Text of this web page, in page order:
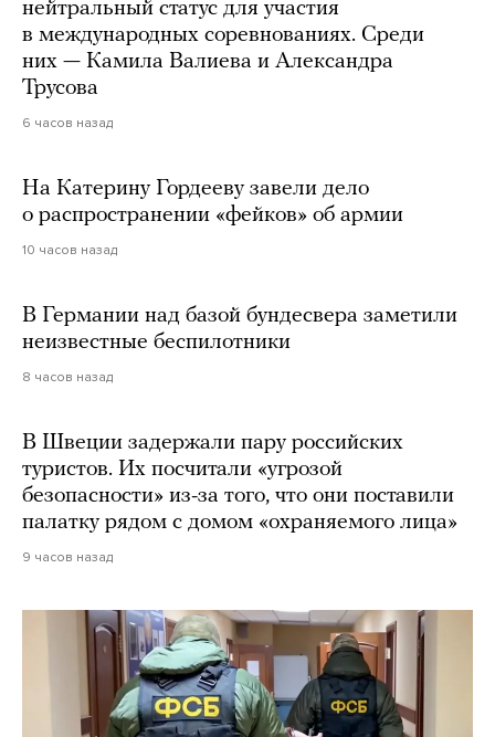
нейтральный статус для участия
в международных соревнованиях. Среди
них — Камила Валиева и Александра
Трусова
6 часов назад
На Катерину Гордееву завели дело
о распространении «фейков» об армии
10 часов назад
В Германии над базой бундесвера заметили
неизвестные беспилотники
8 часов назад
В Швеции задержали пару российских
туристов. Их посчитали «угрозой
безопасности» из-за того, что они поставили
палатку рядом с домом «охраняемого лица»
9 часов назад